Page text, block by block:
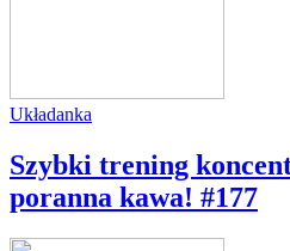
Układanka
Szybki trening
poranna kawa! #177